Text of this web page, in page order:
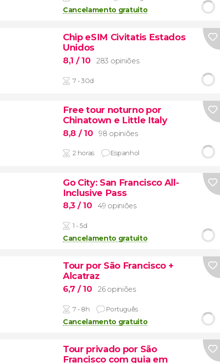
Cancelamento gratuito
Chip eSIM Civitatis Estados
Unidos
8,1 / 10 283 opiniões
7 - 30d
Free tour noturno por
Chinatown e Little Italy
8,8 / 10 98 opiniões
2 horas Espanhol
Go City: San Francisco All-
Inclusive Pass
8,3 / 10 49 opiniões
1 - 5d
Cancelamento gratuito
Tour por São Francisco +
Alcatraz
6,7 / 10 26 opiniões
7 - 8h Português
Cancelamento gratuito
Tour privado por São
Francisco com guia em